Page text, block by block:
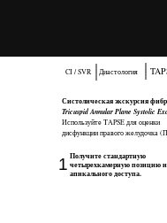
Систолическая экскурсия
Tricuspid Annular Plane Systolic
Используйте TAPSE для оценки
дисфункции правого желудочка
1 Получите стандартную
четырехкамерную позицию
апикального доступа.
CI / SVR Диастология